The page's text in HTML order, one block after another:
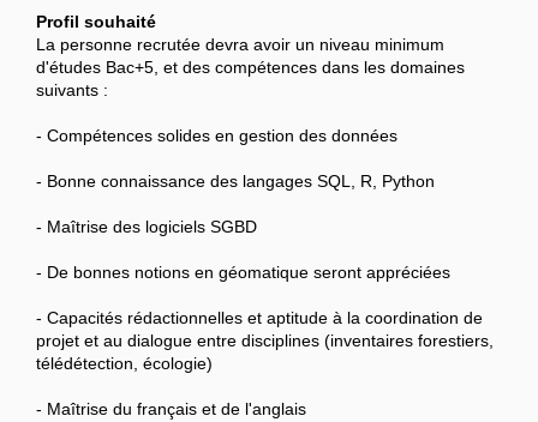
Profil souhaité
La personne recrutée devra avoir un niveau minimum
d'études Bac+5, et des compétences dans les domaines
suivants :
- Compétences solides en gestion des données
- Bonne connaissance des langages SQL, R, Python
- Maîtrise des logiciels SGBD
- De bonnes notions en géomatique seront appréciées
- Capacités rédactionnelles et aptitude à la coordination de
projet et au dialogue entre disciplines (inventaires forestiers,
télédétection, écologie)
- Maîtrise du français et de l'anglais